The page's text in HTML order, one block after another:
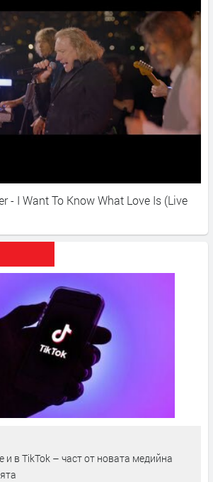
и в TikTok – част от новата медийна